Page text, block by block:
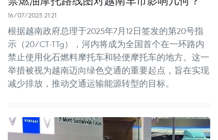
16/07/2025 21:21
根据越南政府总理于2025年7月12日签发的第20号指
示（20/CT-TTg），河内将成为全国首个在一环路内
禁止使用化石燃料摩托车和轻便摩托车的地方。这一
举措被视为越南迈向绿色交通的重要起点，旨在实现
减少排放，推动交通运输能源转型的目标。